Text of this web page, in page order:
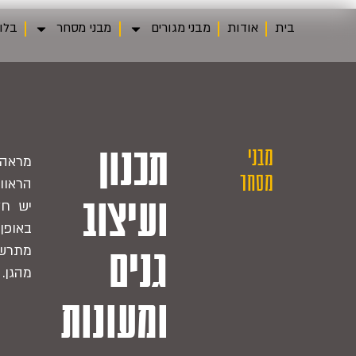
בית אודות מבני מגורים מבני מסחר
מבני
מסחר
תכנון
ועיצוב
גנים
ומעונות
יש
מהגן.